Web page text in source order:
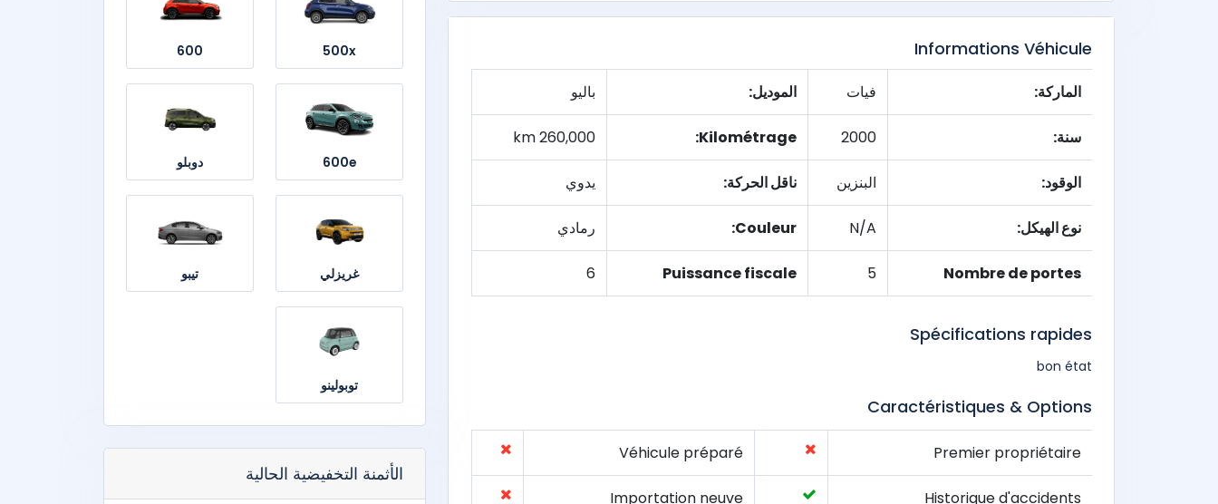
Informations Véhicule
الماركة: فيات الموديل: باليو
سنة: 2000
Kilométrage:
260,000 km
الوقود: البنزين ناقل الحركة: يدوي
نوع الهيكل: N/A
Couleur: رمادي
Nombre de portes
5
Puissance fiscale
6
Spécifications rapides
bon état
Caractéristiques & Options
Premier propriétaire
Véhicule préparé
Historique d'accidents
Importation neuve
500x
600
600e دوبلو
غريزلي تيبو
توبولينو
الأثمنة التخفيضية الحالية